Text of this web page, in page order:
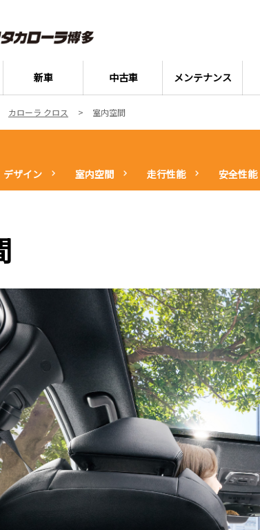
新車 中古車 メンテナンス
カローラ クロス 室内空間
デザイン 室内空間 走行性能 安全性能